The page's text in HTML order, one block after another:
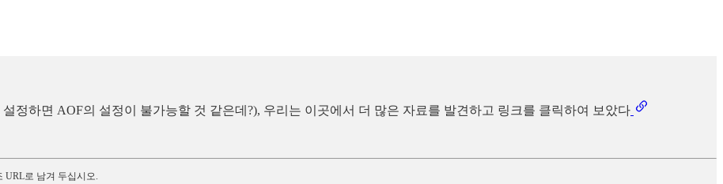
정하면 AOF의 설정이 불가능할 것 같은데?), 우리는 이곳에서 더 많은 자료를 발견하고 링크를 클릭하여 보았다
URL로 남겨 두십시오.